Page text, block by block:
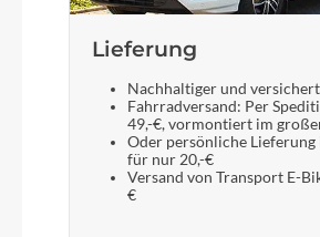
Lieferung
Nachhaltiger und
Fahrradversand: Per
49,-€, vormontiert im
Oder persönliche Lieferung
für nur 20,-€
Versand von Transport E-
€